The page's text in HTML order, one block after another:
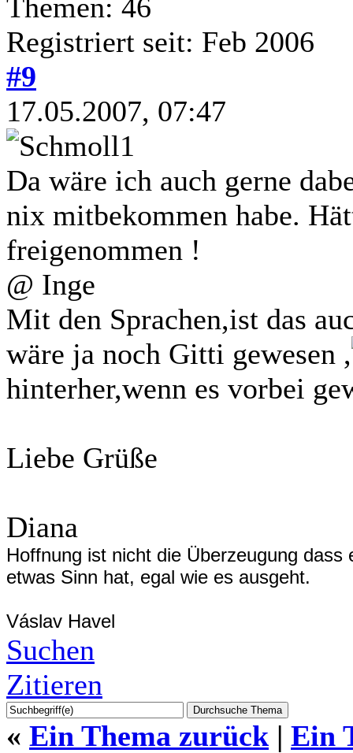
Themen: 46
Registriert seit: Feb 2006
#9
17.05.2007, 07:47
Da wäre ich auch gerne
nix mitbekommen habe.
freigenommen !
@ Inge
Mit den Sprachen,ist das
wäre ja noch Gitti gewesen ,
hinterher,wenn es vorbei
Liebe Grüße
Diana
Hoffnung ist nicht die Überzeugung
etwas Sinn hat, egal wie es ausgeht.
Váslav Havel
Suchen
Zitieren
« Ein Thema zurück | Ein